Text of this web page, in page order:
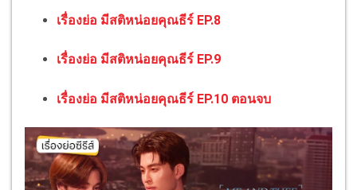
เรื่องย่อ มีสติหน่อยคุณธีร์ EP.8
เรื่องย่อ มีสติหน่อยคุณธีร์ EP.9
เรื่องย่อ มีสติหน่อยคุณธีร์ EP.10 ตอนจบ